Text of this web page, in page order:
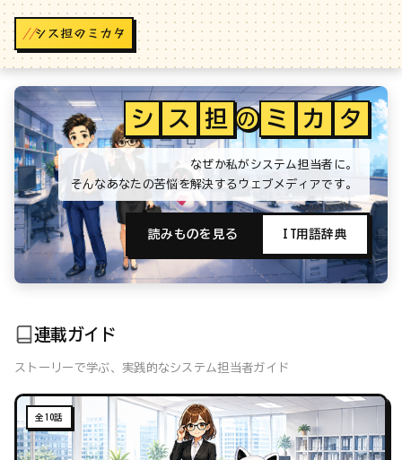
//
シ ス 担 の ミ カ タ
なぜか私がシステム担当者に。
そんなあなたの苦悩を解決するウェブメディアです。
読みものを見る IT用語辞典
連載ガイド
ストーリーで学ぶ、実践的なシステム担当者ガイド
全10話